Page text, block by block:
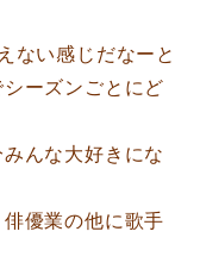
ない感じだなーと
ーズンごとにど
んな大好きにな
優業の他に歌手